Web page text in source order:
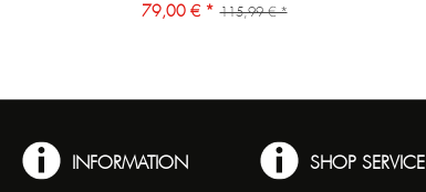
79,00 € * 115,99 € *
INFORMATION SHOP SERVICE